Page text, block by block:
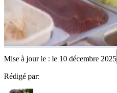
Mise à jour le : le 10 décembre 2025
Rédigé par: